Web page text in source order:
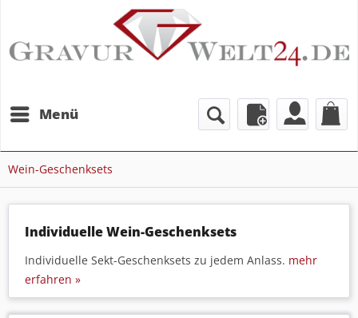
Menü
Wein-Geschenksets
Individuelle Wein-Geschenksets
Individuelle Sekt-Geschenksets zu jedem Anlass. mehr
erfahren »